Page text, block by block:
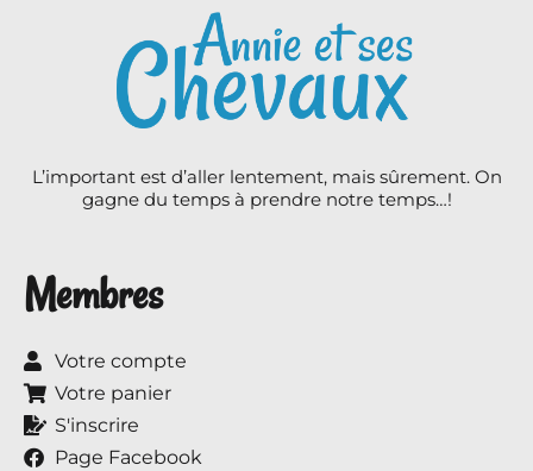
L’important est d’aller lentement, mais sûrement. On
gagne du temps à prendre notre temps…!
Membres
Votre compte
Votre panier
S'inscrire
Page Facebook